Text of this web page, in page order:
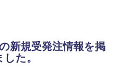
新規受発注情報を掲
た。